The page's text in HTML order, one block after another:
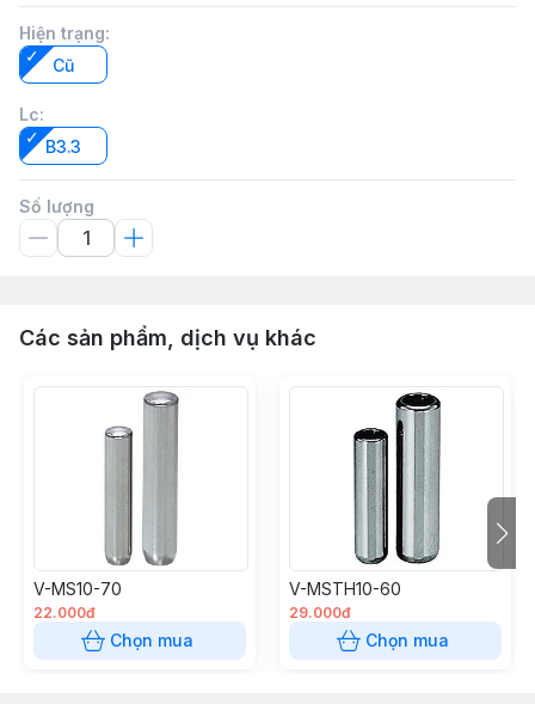
Hiện trạng:
Cũ
Lc:
B3.3
Số lượng
Các sản phẩm, dịch vụ khác
V-MS10-70
22.000đ
Chọn mua
V-MSTH10-60
29.000đ
Chọn mua